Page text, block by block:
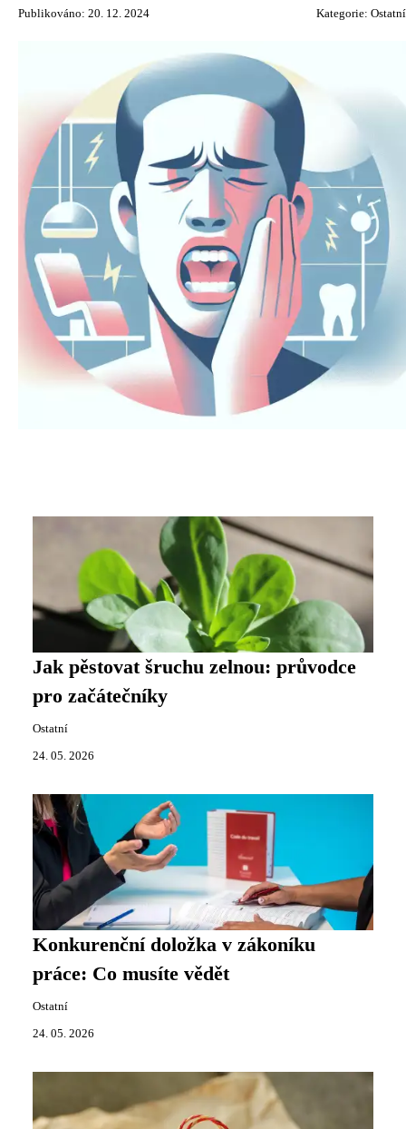
Publikováno: 20. 12. 2024 Kategorie: Ostatní
Jak pěstovat šruchu zelnou: průvodce
pro začátečníky
Ostatní
24. 05. 2026
Konkurenční doložka v zákoníku
práce: Co musíte vědět
Ostatní
24. 05. 2026